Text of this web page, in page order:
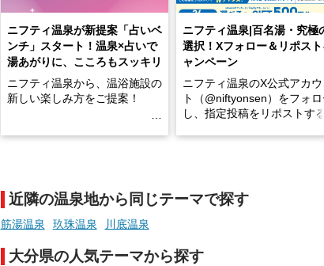
ニフティ温泉が新提案「占いベ
ンチ」スタート！温泉×占いで
湯あがりに、こころもスッキリ
ニフティ温泉から、温浴施設の
新しい楽しみ方をご提案！
手相やタロットなど気軽に楽し
める占いで、“ととのう”おふろ
時間を、もっと特別に。
ニフティ温泉|百名湯・究極
選択！Xフォロー＆リポス
ャンペーン
ニフティ温泉のX公式アカ
ト（@niftyonsen）をフォ
し、指定投稿をリポストす
近隣の温泉地から同じテーマで探す
筋湯温泉 玖珠温泉 川底温泉
大分県の人気テーマから探す